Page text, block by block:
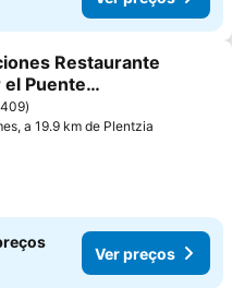
aos favoritos
Restaurante
Puente
409
a 19.9 km de Plentzia
Ver preços